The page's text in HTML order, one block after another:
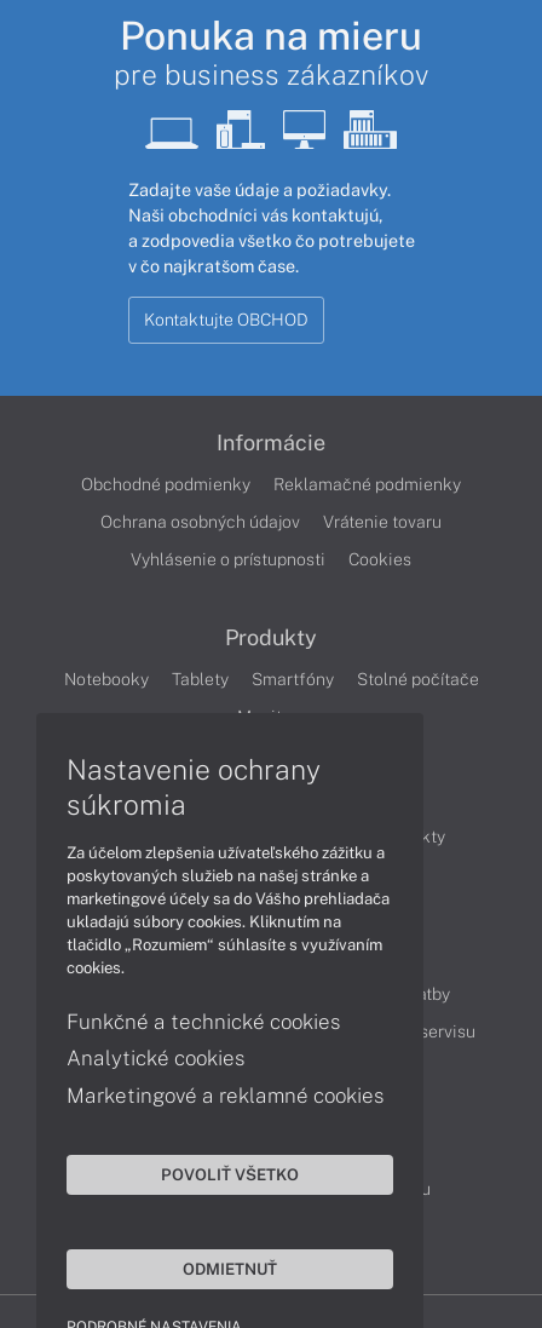
Ponuka na mieru
pre business zákazníkov
Zadajte vaše údaje a požiadavky.
Naši obchodníci vás kontaktujú,
a zodpovedia všetko čo potrebujete
v čo najkratšom čase.
Kontaktujte OBCHOD
Informácie
Obchodné podmienky
Reklamačné podmienky
Ochrana osobných údajov
Vrátenie tovaru
Vyhlásenie o prístupnosti
Cookies
Produkty
Notebooky Tablety Smartfóny
Stolné počítače
Monitory
Produkty
Technológie
Videá
Obsah
Možnosti doručenia a platby
Podpora a servis
Servisné služby Cenník servisu
Kontakty
043 4224 771
Obchodné oddelenie
Reklamácia tovaru
Nastavenie ochrany
súkromia
Za účelom zlepšenia užívateľského zážitku a
poskytovaných služieb na našej stránke a
marketingové účely sa do Vášho prehliadača
ukladajú súbory cookies. Kliknutím na
tlačidlo „Rozumiem“ súhlasíte s využívaním
cookies.
Funkčné a technické cookies
Analytické cookies
Marketingové a reklamné cookies
POVOLIŤ VŠETKO
ODMIETNUŤ